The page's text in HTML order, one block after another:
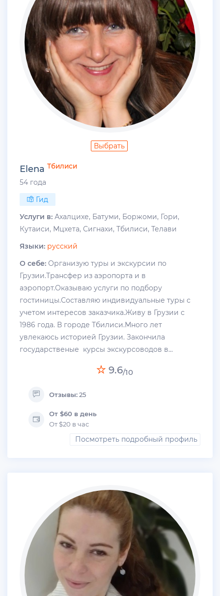
Выбрать
Elena Тбилиси
54 года
Гид
Услуги в: Ахалцихе, Батуми, Боржоми, Гори,
Кутаиси, Мцхета, Сигнахи, Тбилиси, Телави
Языки: русский
О себе: Организую туры и экскурсии по
Грузии.Трансфер из аэропорта и в
аэропорт.Оказываю услуги по подбору
гостиницы.Составляю индивидуальные туры с
учетом интересов заказчика.Живу в Грузии с
1986 года. В городе Тбилиси.Много лет
увлекаюсь историей Грузии. Закончила
государственые курсы экскурсоводов в...
9.6/10
Отзывы:25
От $60 в день
От $20 в час
Посмотреть подробный профиль